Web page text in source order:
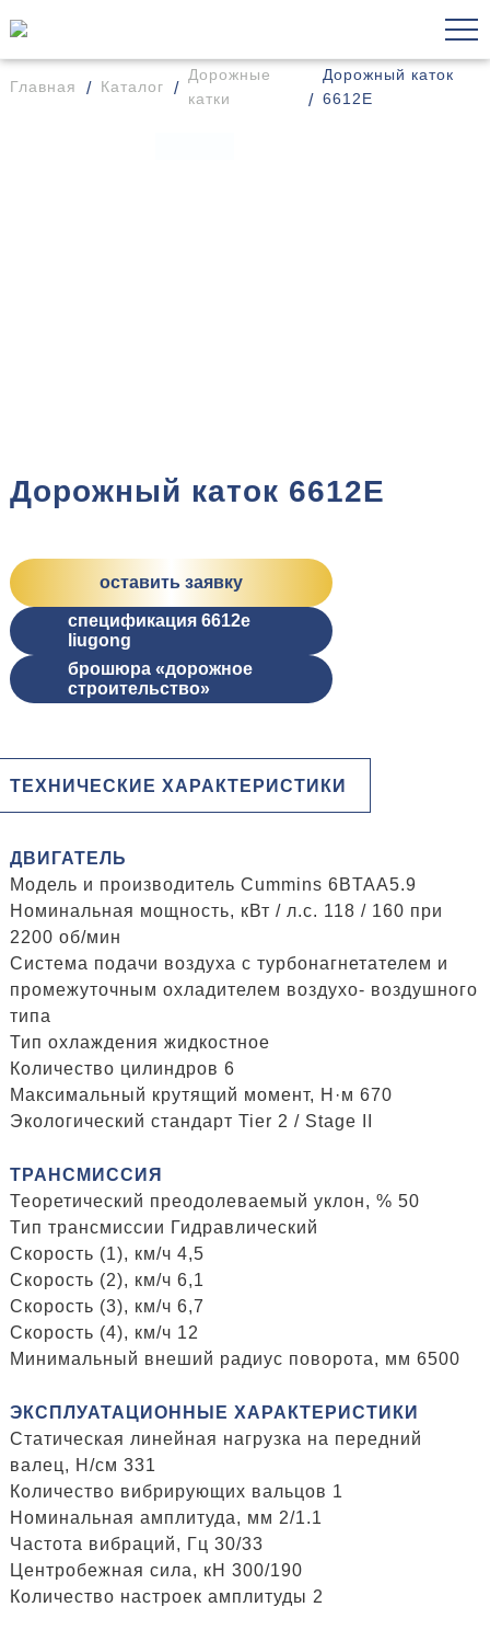
Главная Каталог
Дорожные
катки
Дорожный каток
6612E
Дорожный каток 6612E
оставить заявку
спецификация 6612e
liugong
брошюра «дорожное
строительство»
ТЕХНИЧЕСКИЕ ХАРАКТЕРИСТИКИ
ДВИГАТЕЛЬ
Модель и производитель Cummins 6BTAA5.9
Номинальная мощность, кВт / л.с. 118 / 160 при
2200 об/мин
Система подачи воздуха с турбонагнетателем и
промежуточным охладителем воздухо- воздушного
типа
Тип охлаждения жидкостное
Количество цилиндров 6
Максимальный крутящий момент, Н·м 670
Экологический стандарт Tier 2 / Stage II
ТРАНСМИССИЯ
Теоретический преодолеваемый уклон, % 50
Тип трансмиссии Гидравлический
Скорость (1), км/ч 4,5
Скорость (2), км/ч 6,1
Скорость (3), км/ч 6,7
Скорость (4), км/ч 12
Минимальный внеший радиус поворота, мм 6500
ЭКСПЛУАТАЦИОННЫЕ ХАРАКТЕРИСТИКИ
Статическая линейная нагрузка на передний
валец, H/см 331
Количество вибрирующих вальцов 1
Номинальная амплитуда, мм 2/1.1
Частота вибраций, Гц 30/33
Центробежная сила, кН 300/190
Количество настроек амплитуды 2